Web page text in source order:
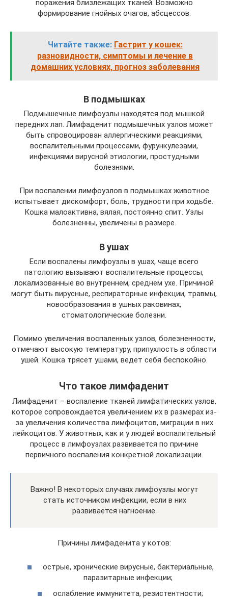
поражения близлежащих тканей. Возможно
формирование гнойных очагов, абсцессов.
Читайте также: Гастрит у кошек:
разновидности, симптомы и лечение в
домашних условиях, прогноз заболевания
В подмышках
Подмышечные лимфоузлы находятся под мышкой
передних лап. Лимфаденит подмышечных узлов может
быть спровоцирован аллергическими реакциями,
воспалительными процессами, фурункулезами,
инфекциями вирусной этиологии, простудными
болезнями.
При воспалении лимфоузлов в подмышках животное
испытывает дискомфорт, боль, трудности при ходьбе.
Кошка малоактивна, вялая, постоянно спит. Узлы
болезненны, увеличены в размере.
В ушах
Если воспалены лимфоузлы в ушах, чаще всего
патологию вызывают воспалительные процессы,
локализованные во внутреннем, среднем ухе. Причиной
могут быть вирусные, респираторные инфекции, травмы,
новообразования в ушных раковинах,
стоматологические болезни.
Помимо увеличения воспаленных узлов, болезненности,
отмечают высокую температуру, припухлость в области
ушей. Кошка трясет ушами, ведет себя беспокойно.
Что такое лимфаденит
Лимфаденит – воспаление тканей лимфатических узлов,
которое сопровождается увеличением их в размерах из-
за увеличения количества лимфоцитов, миграции в них
лейкоцитов. У животных, как и у людей воспалительный
процесс в лимфоузлах развивается по причине
первичного воспаления конкретной локализации.
Важно! В некоторых случаях лимфоузлы могут
стать источником инфекции, если в них
развивается нагноение.
Причины лимфаденита у котов:
острые, хронические вирусные, бактериальные,
паразитарные инфекции;
ослабление иммунитета, резистентности;